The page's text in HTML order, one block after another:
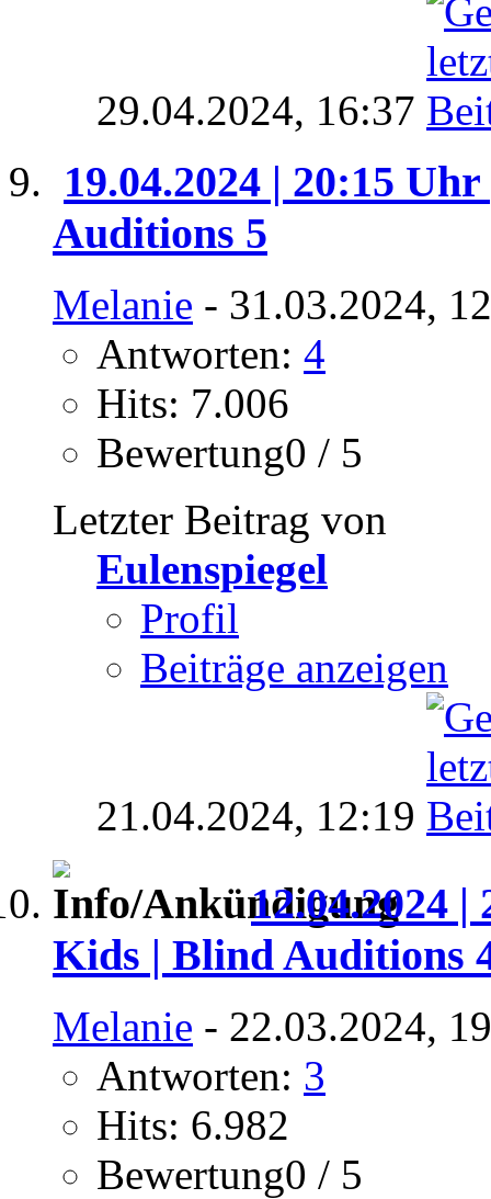
29.04.2024, 16:37
19.04.2024 | 20:15
Auditions 5
Melanie - 31.03.2024,
Antworten: 4
Hits: 7.006
Bewertung0 / 5
Letzter Beitrag von
Eulenspiegel
Profil
Beiträge anzeigen
21.04.2024, 12:19
12.04.2024 |
Kids | Blind Auditions
Melanie - 22.03.2024,
Antworten: 3
Hits: 6.982
Bewertung0 / 5